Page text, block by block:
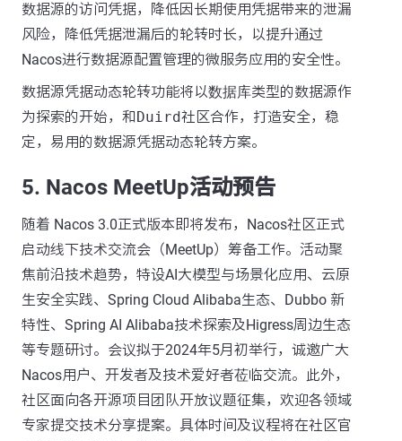
数据源的访问凭据，降低因长期使用凭据带来的泄漏
风险，降低凭据泄漏后的轮转时长，以提升通过
Nacos进行数据源配置管理的微服务应用的安全性。
数据源凭据动态轮转功能将以数据库类型的数据源作
为探索的开始，和Duird社区合作，打造安全，稳
定，易用的数据源凭据动态轮转方案。
5. Nacos MeetUp活动预告
随着 Nacos 3.0正式版本即将发布，Nacos社区正式
启动线下技术交流会（MeetUp）筹备工作。活动聚
焦前沿技术趋势，特设AI大模型与场景化应用、云原
生安全实践、Spring Cloud Alibaba生态、Dubbo 新
特性、Spring AI Alibaba技术探索及Higress周边生态
等专题研讨。会议拟于2024年5月初举行，诚邀广大
Nacos用户、开发者及技术爱好者莅临交流。此外，
社区面向各开源项目团队开放议题征集，欢迎各领域
专家提交技术分享提案。具体时间及议程将在社区官